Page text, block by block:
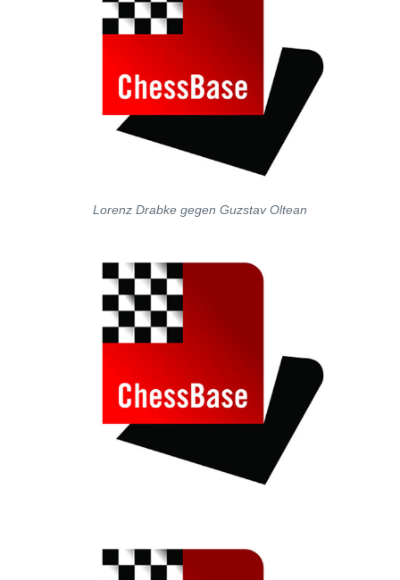
Lorenz Drabke gegen Guzstav Oltean